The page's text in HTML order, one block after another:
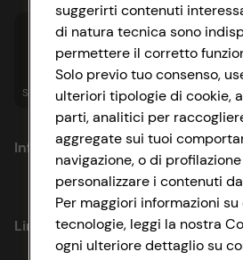
Spesa online Assicurazioni Sapori&
Informazioni
Privacy Policy
Cookie Policy
Link utili
suggerirti contenuti
di natura tecnica sono
permettere il corretto
Solo previo tuo consenso,
ulteriori tipologie di cookie,
parti, analitici per
aggregate sui tuoi
navigazione, o di
personalizzare i contenuti
Per maggiori informazioni
tecnologie, leggi la nostra
ogni ulteriore dettaglio su